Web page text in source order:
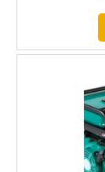
clientes. UM
DE
muitas
atuação. A